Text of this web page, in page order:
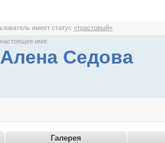
имеет статус«трастовый»
настоящее имя:
Алена Седова
Галерея